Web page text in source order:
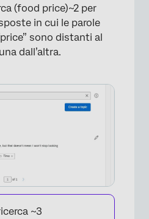
(food price)~2 per
in cui le parole
sono distanti al
dall’altra.
~3